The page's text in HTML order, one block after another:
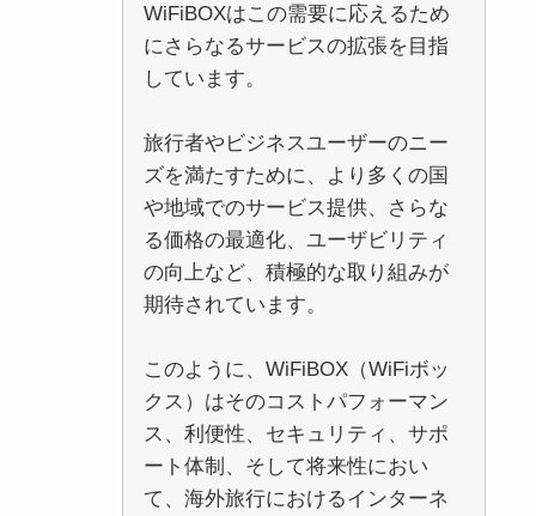
WiFiBOXはこの需要に応えるため
にさらなるサービスの拡張を目指
しています。
旅行者やビジネスユーザーのニー
ズを満たすために、より多くの国
や地域でのサービス提供、さらな
る価格の最適化、ユーザビリティ
の向上など、積極的な取り組みが
期待されています。
このように、WiFiBOX（WiFiボッ
クス）はそのコストパフォーマン
ス、利便性、セキュリティ、サポ
ート体制、そして将来性におい
て、海外旅行におけるインターネ